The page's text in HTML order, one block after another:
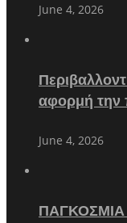
June 4, 2026
αφορμή την
June 4, 2026